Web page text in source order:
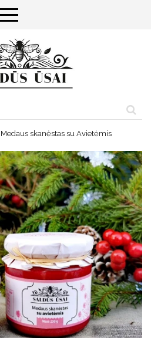
Medaus skanėstas su Avietėmis